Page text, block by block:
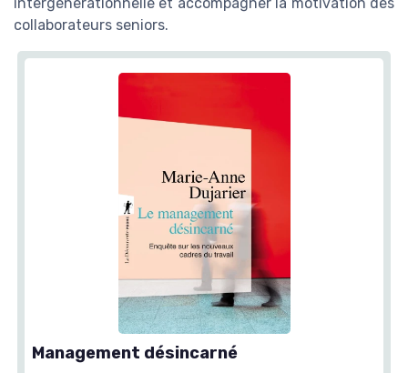
collaborateurs seniors.
Management désincarné